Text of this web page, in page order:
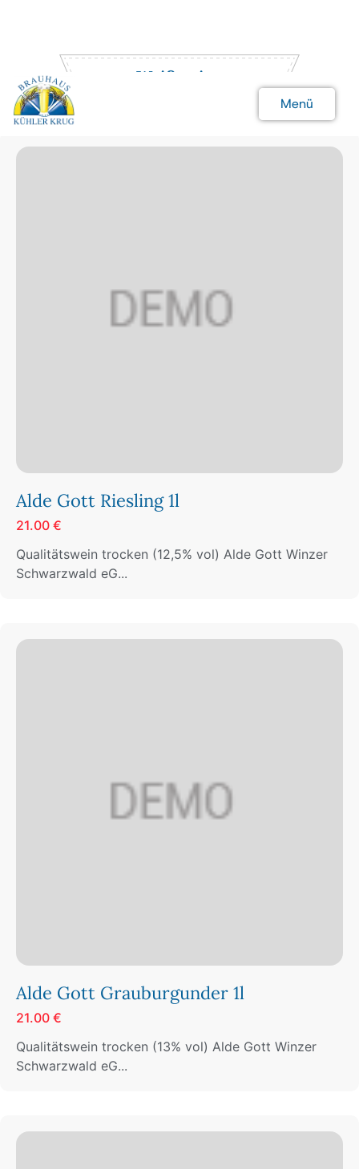
Menü
Weißweine
Alde Gott Riesling 1l
21.00 €
Qualitätswein trocken (12,5% vol) Alde Gott Winzer
Schwarzwald eG...
Alde Gott Grauburgunder 1l
21.00 €
Qualitätswein trocken (13% vol) Alde Gott Winzer
Schwarzwald eG...